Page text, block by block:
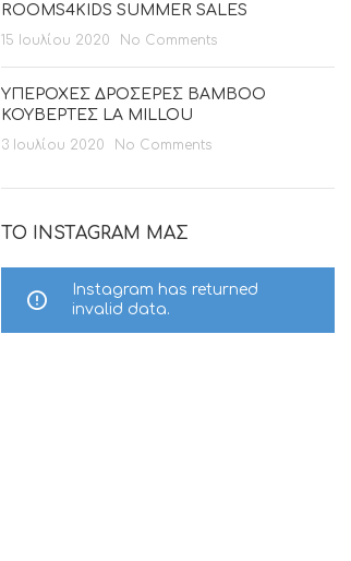
ROOMS4KIDS SUMMER SALES
15 Ιουλίου 2020 No Comments
ΥΠΕΡΟΧΕΣ ΔΡΟΣΕΡΕΣ BAMBOO
ΚΟΥΒΕΡΤΕΣ LA MILLOU
3 Ιουλίου 2020 No Comments
ΤΟ INSTAGRAM ΜΑΣ
Instagram has returned
invalid data.